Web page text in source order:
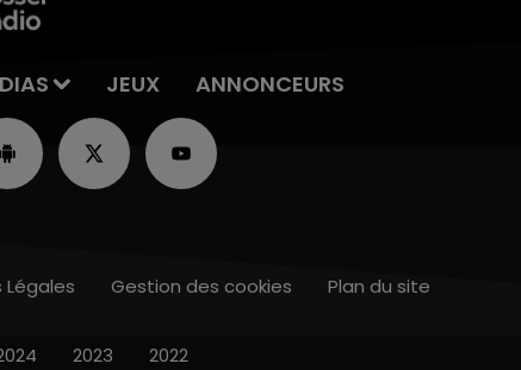
JEUX ANNONCEURS
Légales Gestion des cookies Plan du site
2023 2022